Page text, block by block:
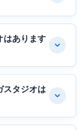
はあります
スタジオは